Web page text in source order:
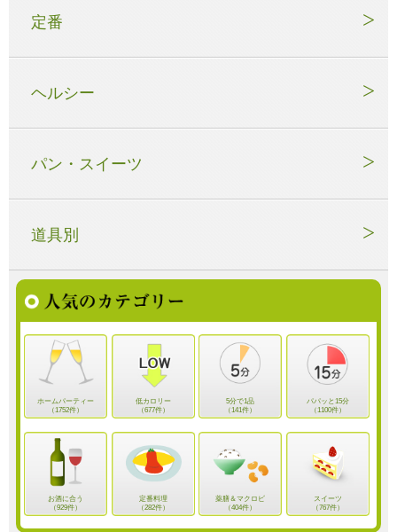
定番
ヘルシー
パン・スイーツ
道具別
ホームパーティー
（1752件）
低カロリー
（677件）
5分で1品
（141件）
パパッと15分
（1100件）
お酒に合う
（929件）
定番料理
（282件）
薬膳＆マクロビ
（404件）
スイーツ
（767件）